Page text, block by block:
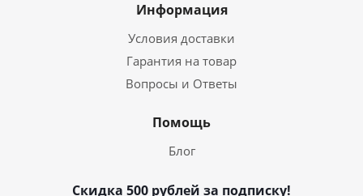
Информация
Условия доставки
Гарантия на товар
Вопросы и Ответы
Помощь
Блог
Скидка 500 рублей за подписку!